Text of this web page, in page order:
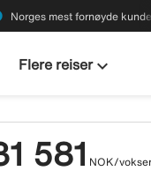
Norges mest fornøyde kunder
Flere reiserkeyboard_arrow_down
581 NOK/